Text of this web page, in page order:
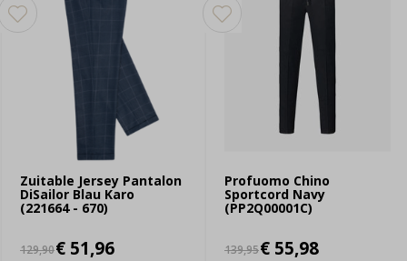
Zuitable Jersey Pantalon
DiSailor Blau Karo
(221664 - 670)
129,90€ 51,96
Profuomo Chino
Sportcord Navy
(PP2Q00001C)
139,95€ 55,98